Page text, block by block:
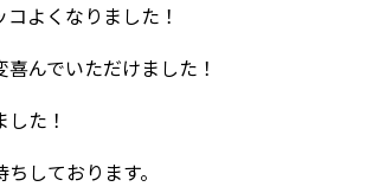
よくなりました！
んでいただけました！
た！
しております。